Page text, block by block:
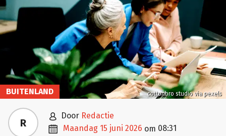
cottonbro studio via pexels
BUITENLAND
R  door Redactie
 maandag 15 juni 2026 om 08:31